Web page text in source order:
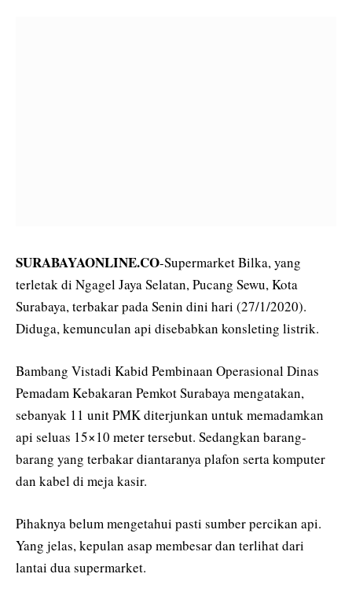
SURABAYAONLINE.CO-Supermarket Bilka, yang
terletak di Ngagel Jaya Selatan, Pucang Sewu, Kota
Surabaya, terbakar pada Senin dini hari (27/1/2020).
Diduga, kemunculan api disebabkan konsleting listrik.
Bambang Vistadi Kabid Pembinaan Operasional Dinas
Pemadam Kebakaran Pemkot Surabaya mengatakan,
sebanyak 11 unit PMK diterjunkan untuk memadamkan
api seluas 15×10 meter tersebut. Sedangkan barang-
barang yang terbakar diantaranya plafon serta komputer
dan kabel di meja kasir.
Pihaknya belum mengetahui pasti sumber percikan api.
Yang jelas, kepulan asap membesar dan terlihat dari
lantai dua supermarket.